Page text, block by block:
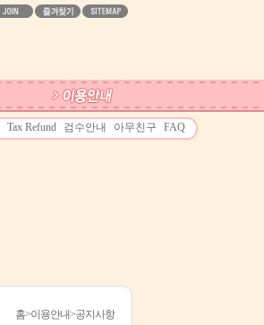
Tax Refund 검수안내 아무친구 FAQ
홈>이용안내>공지사항